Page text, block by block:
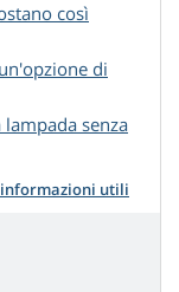
così
di
senza
utili